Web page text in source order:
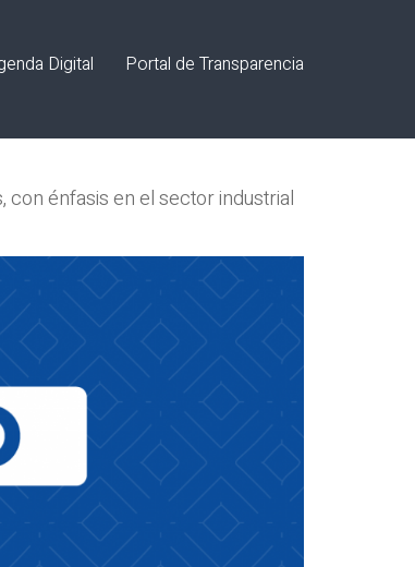
Digital Portal de Transparencia
énfasis en el sector industrial